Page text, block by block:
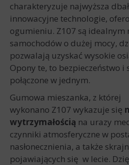
charakteryzuje najwyższa
innowacyjne technologie,
ogumieniu. Z107 są idealnym
samochodów o dużej mocy,
pozwalają uzyskać wysokie
Opony te, to bezpieczeństwo i
połączone w jednym.
Gumowa mieszanka, z której
wykonano Z107 wykazuje się
wytrzymałością na urazy
czynniki atmosferyczne w
nasłonecznienia, a także
pojawiających się w lecie.